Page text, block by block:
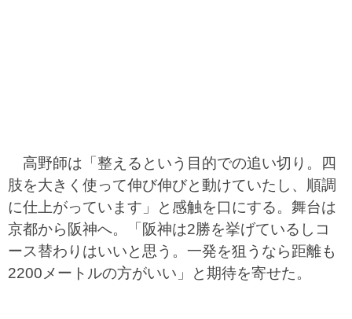
高野師は「整えるという目的での追い切り。四
肢を大きく使って伸び伸びと動けていたし、順調
に仕上がっています」と感触を口にする。舞台は
京都から阪神へ。「阪神は2勝を挙げているしコ
ース替わりはいいと思う。一発を狙うなら距離も
2200メートルの方がいい」と期待を寄せた。